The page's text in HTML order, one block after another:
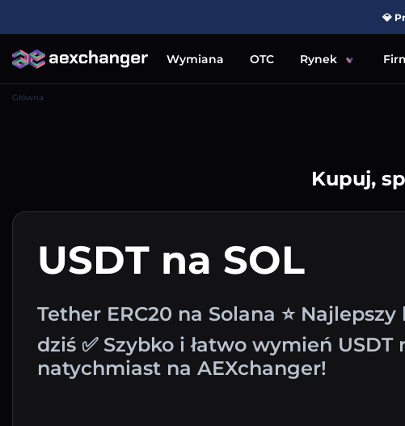
💎
Wymiana OTC Rynek
Główna
Kupuj,
USDT na SOL
Tether ERC20 na Solana ⭐
dziś ✅ Szybko i łatwo wymień USDT
natychmiast na AEXchanger!